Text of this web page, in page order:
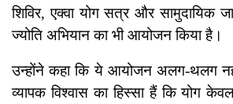
शिविर, एक्वा योग सत्र और सामुदायिक
ज्योति अभियान का भी आयोजन किया है।
उन्होंने कहा कि ये आयोजन अलग-थलग
व्यापक विश्वास का हिस्सा हैं कि योग